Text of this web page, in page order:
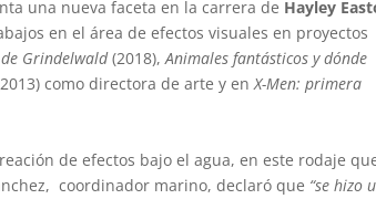
una nueva faceta en la carrera de Hayley
en el área de efectos visuales en proyectos
Grindelwald(2018),Animales fantásticos y dónde
como directora de arte y enX-Men: primera
de efectos bajo el agua, en este rodaje
coordinador marino, declaró que “se hizo